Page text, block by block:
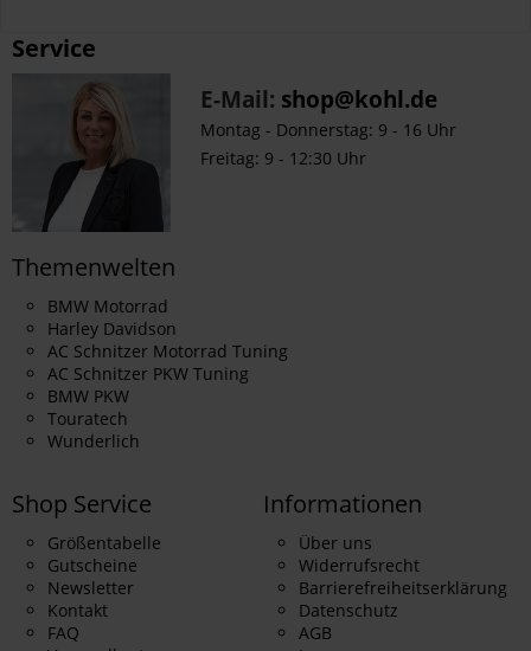
Service
E-Mail: shop@kohl.de
Montag - Donnerstag: 9 - 16 Uhr
Freitag: 9 - 12:30 Uhr
Themenwelten
BMW Motorrad
Harley Davidson
AC Schnitzer Motorrad Tuning
AC Schnitzer PKW Tuning
BMW PKW
Touratech
Wunderlich
Shop Service
Größentabelle
Gutscheine
Newsletter
Kontakt
FAQ
Informationen
Über uns
Widerrufsrecht
Barrierefreiheitserklärung
Datenschutz
AGB